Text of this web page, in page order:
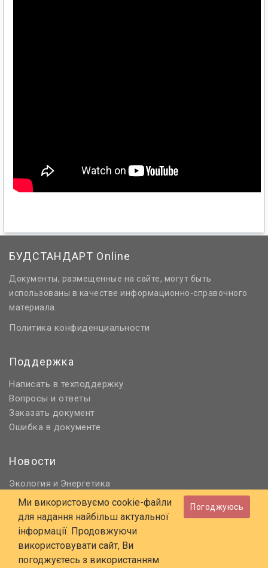
БУДСТАНДАРТ Online
Документы, размещенные на сайте, могут быть
использованы в качестве информационно-справочного
материала.
Политика конфиденциальности
Поддержка
Написать в техподдержку
Вопросы и ответы
Заказать документ
Ошибка в документе
Новости
Экология и Энергетика
Нормативное регулирование
Строительство и проектирование
Охрана труда и ПБ
© 2006 - 2026 Все права защищены
Ми використовуємо cookie-файли
для надання найбільш актуальної
інформації. Продовжуючи
використовувати сайт, Ви
погоджуєтесь з використанням
Погоджуюсь